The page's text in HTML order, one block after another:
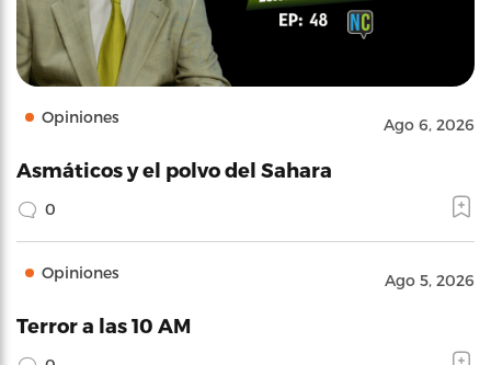
Opiniones Ago 6, 2026
Asmáticos y el polvo del Sahara
0
Opiniones Ago 5, 2026
Terror a las 10 AM